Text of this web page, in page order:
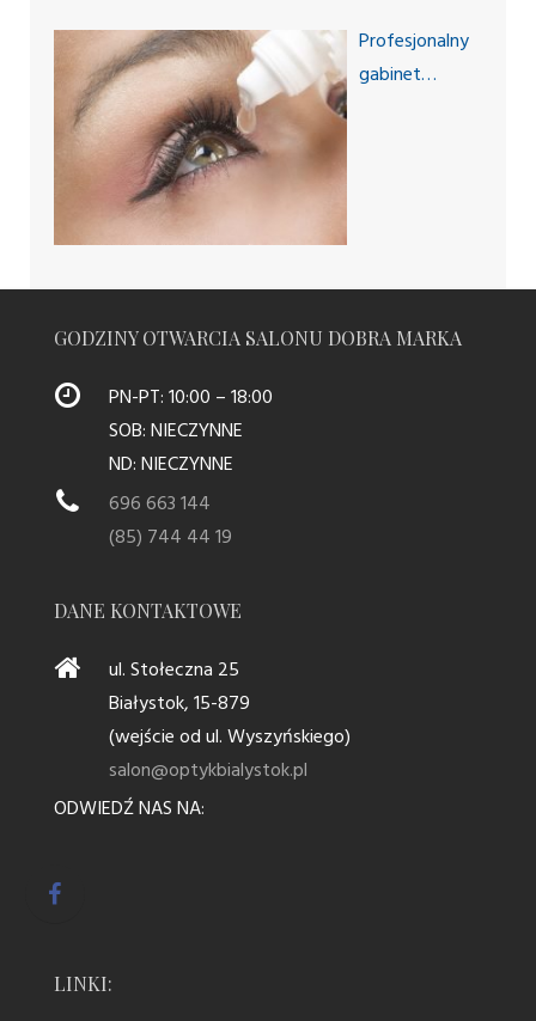
Profesjonalny
gabinet
GODZINY OTWARCIA SALONU DOBRA MARKA
PN-PT: 10:00 – 18:00
SOB: NIECZYNNE
ND: NIECZYNNE
696 663 144
(85) 744 44 19
DANE KONTAKTOWE
ul. Stołeczna 25
Białystok, 15-879
(wejście od ul. Wyszyńskiego)
salon@optykbialystok.pl
ODWIEDŹ NAS NA:
LINKI: